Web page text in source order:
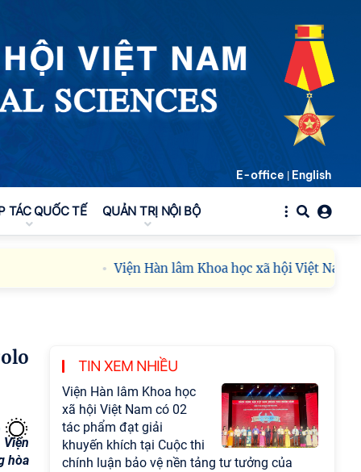
E-office | English
TÁC QUỐC TẾ QUẢN TRỊ NỘI BỘ
Viện Hàn lâm Khoa học xã hội Việt Nam công
hòa
TIN XEM NHIỀU
Viện Hàn lâm Khoa học
xã hội Việt Nam có 02
tác phẩm đạt giải
khuyến khích tại Cuộc thi
chính luận bảo vệ nền tảng tư tưởng của